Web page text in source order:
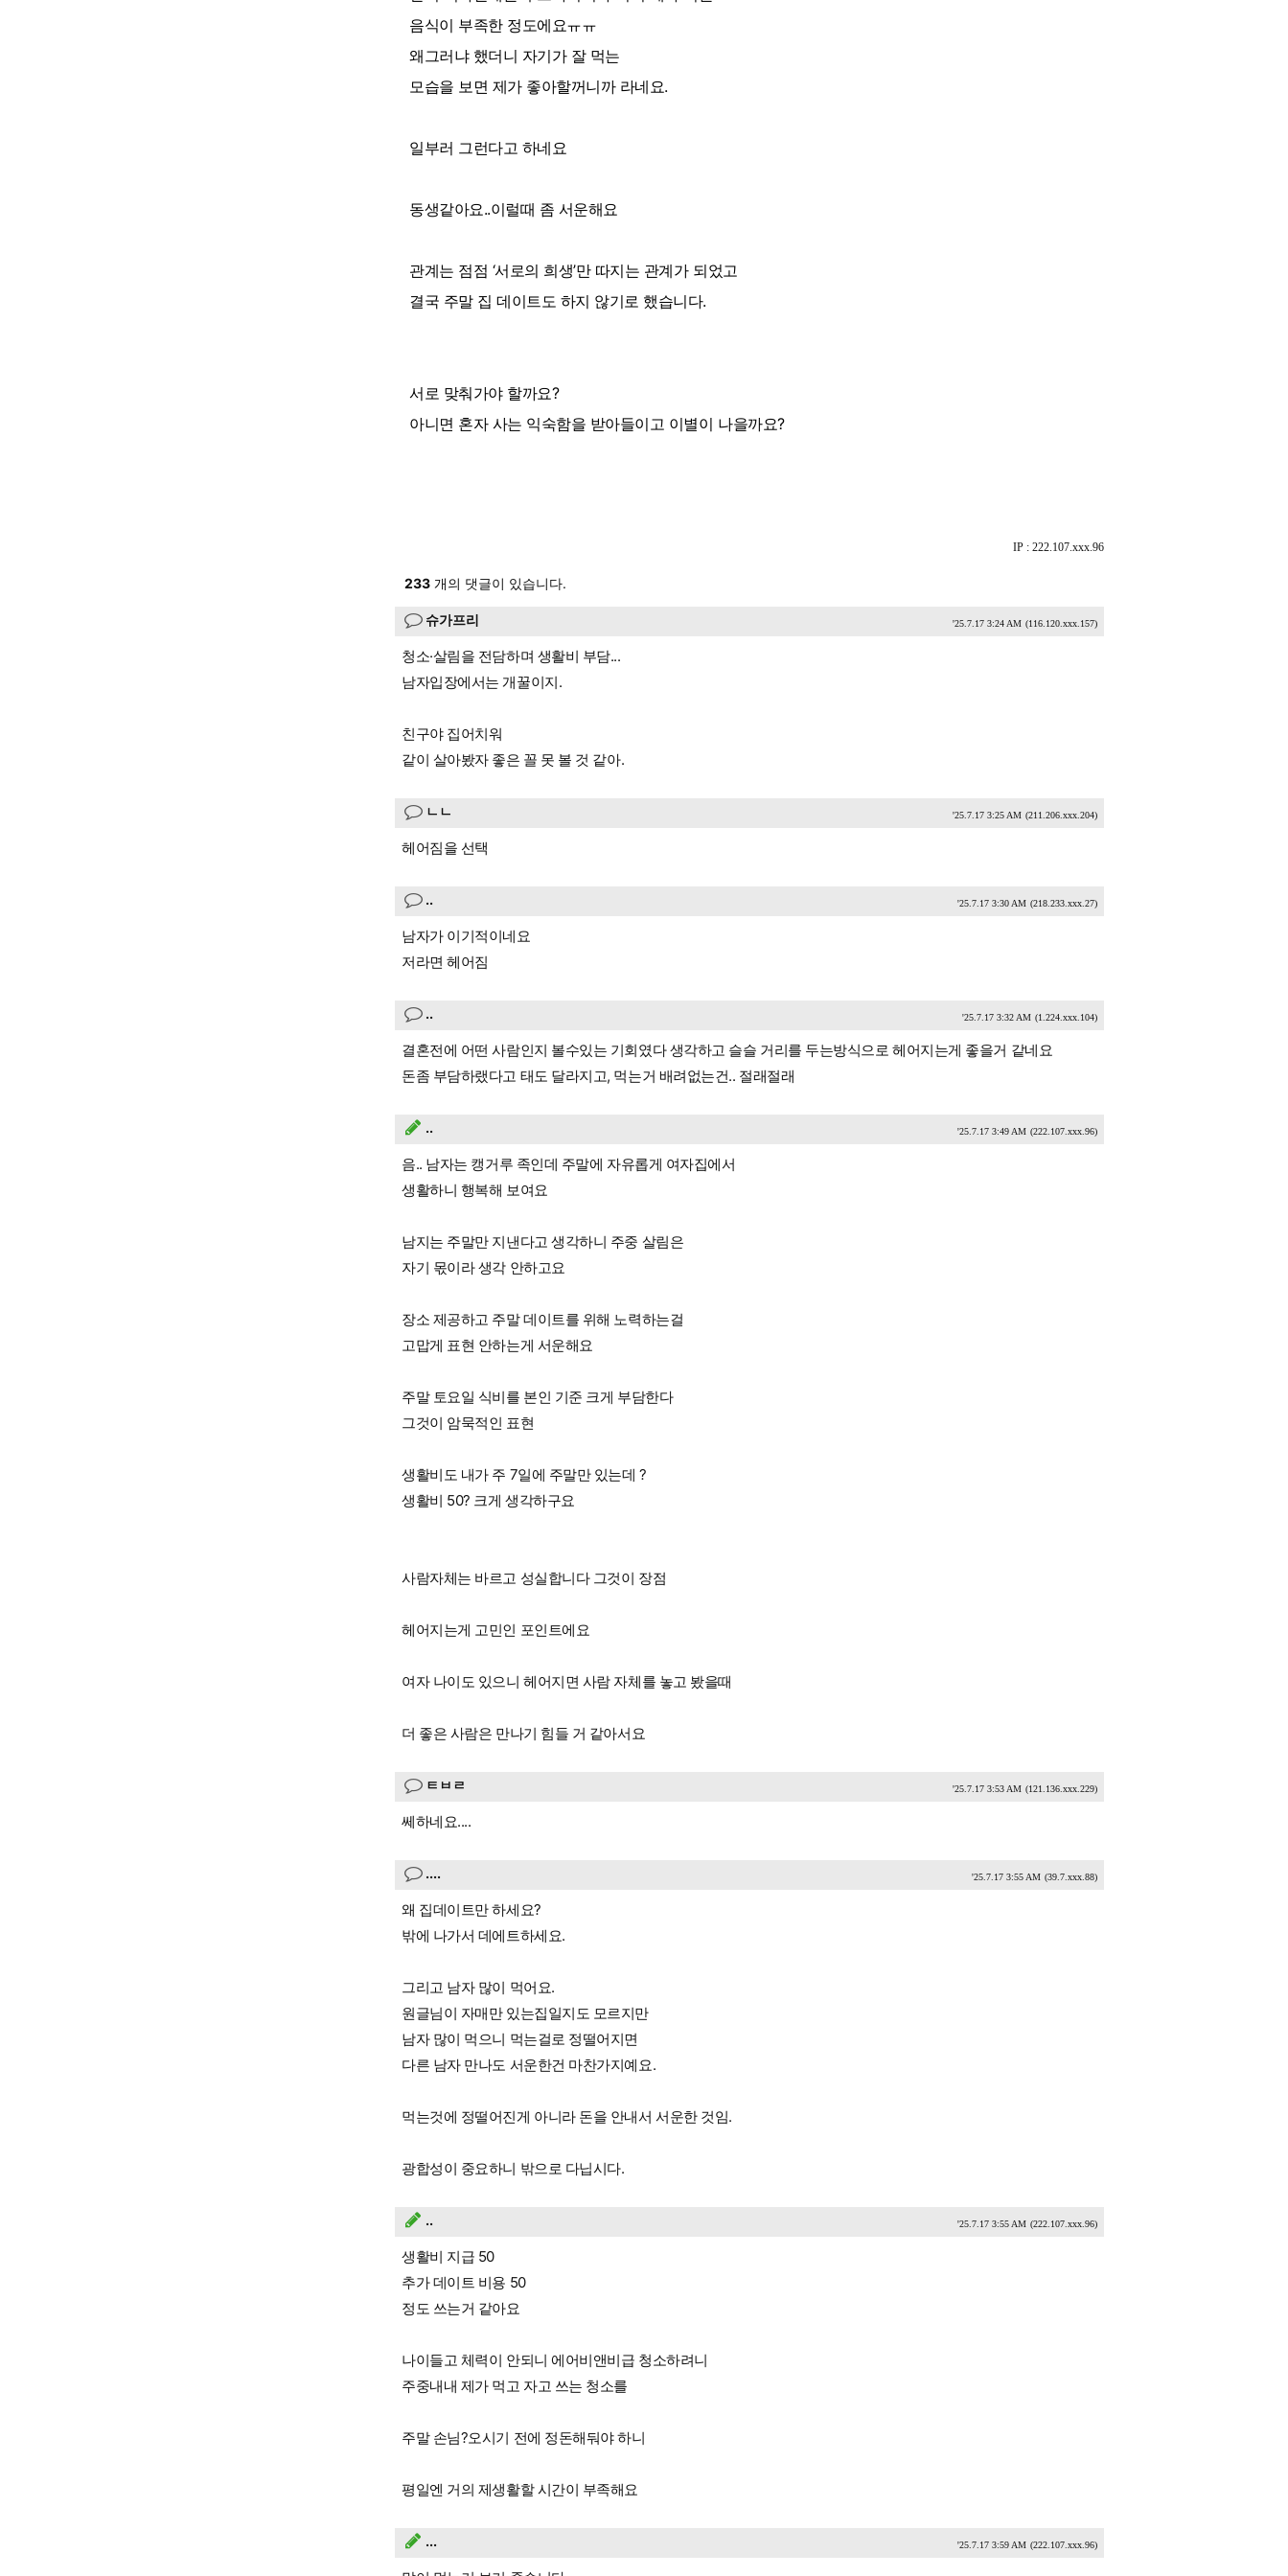
음식이 부족한 정도에요ㅠㅠ
왜그러냐 했더니 자기가 잘 먹는
모습을 보면 제가 좋아할꺼니까 라네요.
일부러 그런다고 하네요
동생같아요..이럴때 좀 서운해요
관계는 점점 ‘서로의 희생’만 따지는 관계가 되었고
결국 주말 집 데이트도 하지 않기로 했습니다.
서로 맞춰가야 할까요?
아니면 혼자 사는 익숙함을 받아들이고 이별이 나을까요?
IP : 222.107.xxx.96
233 개의 댓글이 있습니다.
슈가프리 '25.7.17 3:24 AM (116.120.xxx.157)
청소·살림을 전담하며 생활비 부담...
남자입장에서는 개꿀이지.
친구야 집어치워
같이 살아봤자 좋은 꼴 못 볼 것 같아.
ㄴㄴ '25.7.17 3:25 AM (211.206.xxx.204)
헤어짐을 선택
.. '25.7.17 3:30 AM (218.233.xxx.27)
남자가 이기적이네요
저라면 헤어짐
.. '25.7.17 3:32 AM (1.224.xxx.104)
결혼전에 어떤 사람인지 볼수있는 기회였다 생각하고 슬슬 거리를 두는방식으로 헤어지는게 좋을거 같네요
돈좀 부담하랬다고 태도 달라지고, 먹는거 배려없는건.. 절래절래
.. '25.7.17 3:49 AM (222.107.xxx.96)
음.. 남자는 캥거루 족인데 주말에 자유롭게 여자집에서
생활하니 행복해 보여요
남지는 주말만 지낸다고 생각하니 주중 살림은
자기 몫이라 생각 안하고요
장소 제공하고 주말 데이트를 위해 노력하는걸
고맙게 표현 안하는게 서운해요
주말 토요일 식비를 본인 기준 크게 부담한다
그것이 암묵적인 표현
생활비도 내가 주 7일에 주말만 있는데 ?
생활비 50? 크게 생각하구요
사람자체는 바르고 성실합니다 그것이 장점
헤어지는게 고민인 포인트에요
여자 나이도 있으니 헤어지면 사람 자체를 놓고 봤을때
더 좋은 사람은 만나기 힘들 거 같아서요
ㅌㅂㄹ '25.7.17 3:53 AM (121.136.xxx.229)
쎄하네요....
.... '25.7.17 3:55 AM (39.7.xxx.88)
왜 집데이트만 하세요?
밖에 나가서 데에트하세요.
그리고 남자 많이 먹어요.
원글님이 자매만 있는집일지도 모르지만
남자 많이 먹으니 먹는걸로 정떨어지면
다른 남자 만나도 서운한건 마찬가지예요.
먹는것에 정떨어진게 아니라 돈을 안내서 서운한 것임.
광합성이 중요하니 밖으로 다닙시다.
.. '25.7.17 3:55 AM (222.107.xxx.96)
생활비 지급 50
추가 데이트 비용 50
정도 쓰는거 같아요
나이들고 체력이 안되니 에어비앤비급 청소하려니
주중내내 제가 먹고 자고 쓰는 청소를
주말 손님?오시기 전에 정돈해둬야 하니
평일엔 거의 제생활할 시간이 부족해요
... '25.7.17 3:59 AM (222.107.xxx.96)